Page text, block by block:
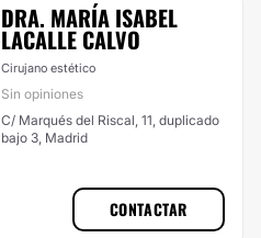
DRA. MARÍA ISABEL
LACALLE CALVO
Cirujano estético
Sin opiniones
C/ Marqués del Riscal, 11, duplicado
bajo 3, Madrid
CONTACTAR